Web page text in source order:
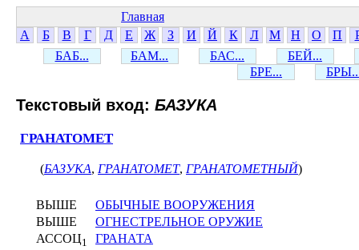
Главная
А
Б В Г Д Е Ж З И Й К Л М Н О П
БАБ...
БАМ... БАС...
БЕЙ...
БРЕ...
Текстовый вход: БАЗУКА
ГРАНАТОМЕТ
(БАЗУКА, ГРАНАТОМЕТ, ГРАНАТОМЕТНЫЙ)
ВЫШЕ
ОБЫЧНЫЕ ВООРУЖЕНИЯ
ВЫШЕ
ОГНЕСТРЕЛЬНОЕ ОРУЖИЕ
АССОЦ1 ГРАНАТА